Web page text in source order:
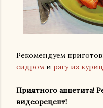
Рекомендуем
сидром и рагу из
Приятного аппетита!
видеорецепт!